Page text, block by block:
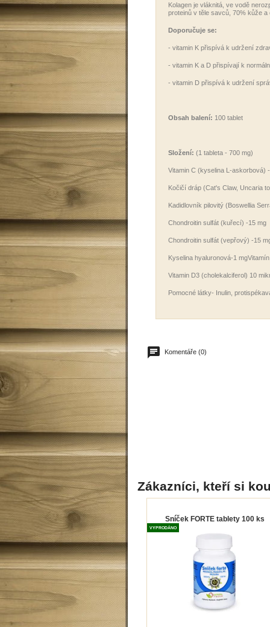
Kolagen je vláknitá, ve vodě
proteinů v těle savců, 70% kůže
Doporučuje se:
- vitamin K přispívá k udržení
- vitamin K a D přispívají k
- vitamin D přispívá k udržení
Obsah balení: 100 tablet
Složení: (1 tableta - 700 mg)
Vitamin C (kyselina L-askorbová)
Kočičí dráp (Cat's Claw, Uncaria
Kadidlovník pilovitý (Boswellia
Chondroitin sulfát (kuřecí) -15 mg
Chondroitin sulfát (vepřový) -15
Kyselina hyaluronová-1
Vitamin D3 (cholekalciferol) 10
Pomocné látky- Inulin,
Komentáře (0)
Zákazníci, kteří si
Sníček FORTE tablety 100 ks
VYPRODÁNO